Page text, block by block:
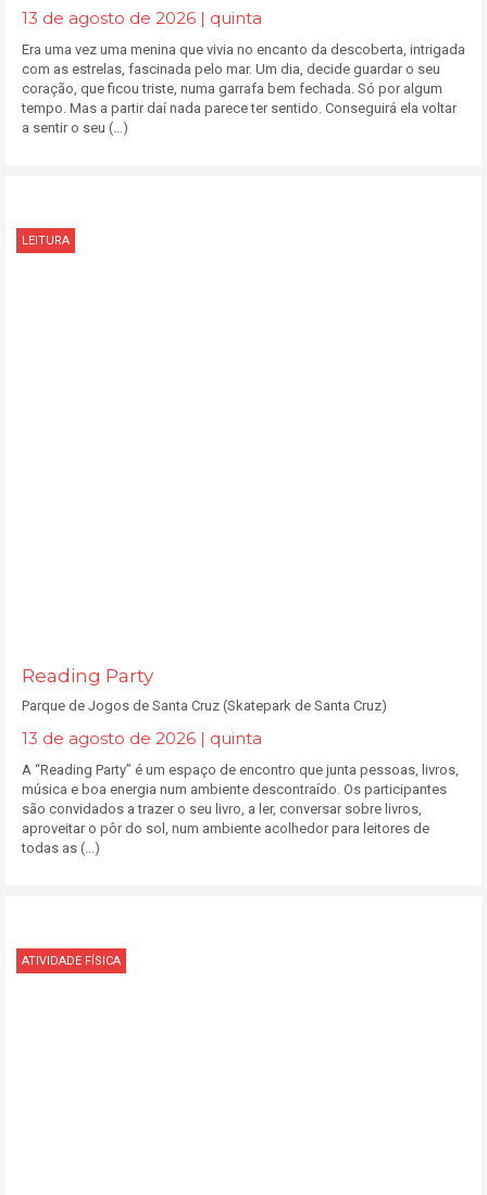
13 de agosto de 2026 | quinta
Era uma vez uma menina que vivia no encanto da descoberta, intrigada
com as estrelas, fascinada pelo mar. Um dia, decide guardar o seu
coração, que ficou triste, numa garrafa bem fechada. Só por algum
tempo. Mas a partir daí nada parece ter sentido. Conseguirá ela voltar
a sentir o seu (...)
LEITURA
Reading Party
Parque de Jogos de Santa Cruz (Skatepark de Santa Cruz)
13 de agosto de 2026 | quinta
A “Reading Party” é um espaço de encontro que junta pessoas, livros,
música e boa energia num ambiente descontraído. Os participantes
são convidados a trazer o seu livro, a ler, conversar sobre livros,
aproveitar o pôr do sol, num ambiente acolhedor para leitores de
todas as (...)
ATIVIDADE FÍSICA